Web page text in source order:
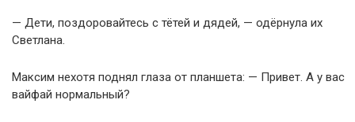
— Дети, поздоровайтесь с тётей и дядей, — одёрнула их
Светлана.
Максим нехотя поднял глаза от планшета: — Привет. А у вас
вайфай нормальный?